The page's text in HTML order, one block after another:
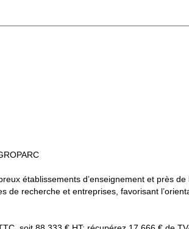
établissements d’enseignement et près de
recherche et entreprises, favorisant